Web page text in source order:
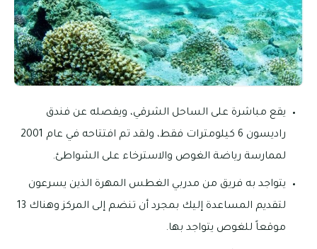
يقع مباشرة على الساحل الشرقي، ويفصله عن فندق
راديسون 6 كيلومترات فقط، ولقد تم افتتاحه في عام 2001
لممارسة رياضة الغوص والاسترخاء على الشواطئ.
يتواجد به فريق من مدربي الغطس المهرة الذين يسرعون
لتقديم المساعدة إليك بمجرد أن تنضم إلى المركز وهناك 13
موقعاً للغوص يتواجد بها.